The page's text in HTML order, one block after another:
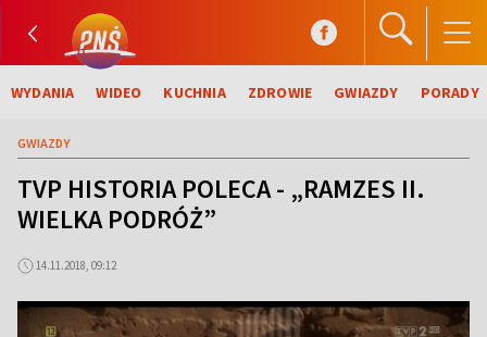
WYDANIA WIDEO KUCHNIA ZDROWIE GWIAZDY PORADY
GWIAZDY
TVP HISTORIA POLECA - „RAMZES II.
WIELKA PODRÓŻ”
14.11.2018, 09:12